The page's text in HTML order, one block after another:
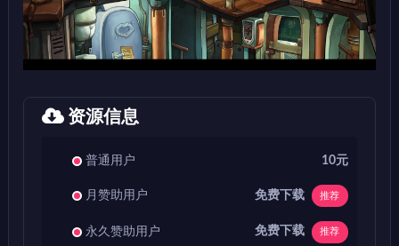
资源信息
普通用户 10元
月赞助用户 免费下载 推荐
永久赞助用户 免费下载 推荐